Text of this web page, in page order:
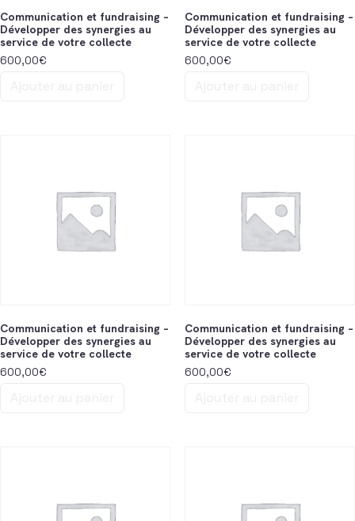
Communication et fundraising –
Développer des synergies au
service de votre collecte
600,00€
Communication et fundraising –
Développer des synergies au
service de votre collecte
600,00€
Communication et fundraising –
Développer des synergies au
service de votre collecte
600,00€
Communication et fundraising –
Développer des synergies au
service de votre collecte
600,00€